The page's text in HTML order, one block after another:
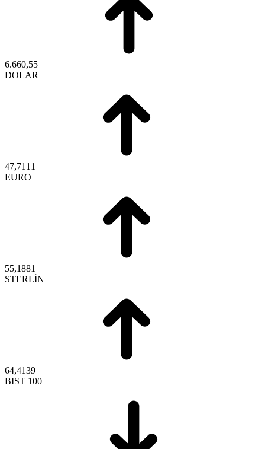
6.660,55
DOLAR
47,7111
EURO
55,1881
STERLİN
64,4139
BIST 100